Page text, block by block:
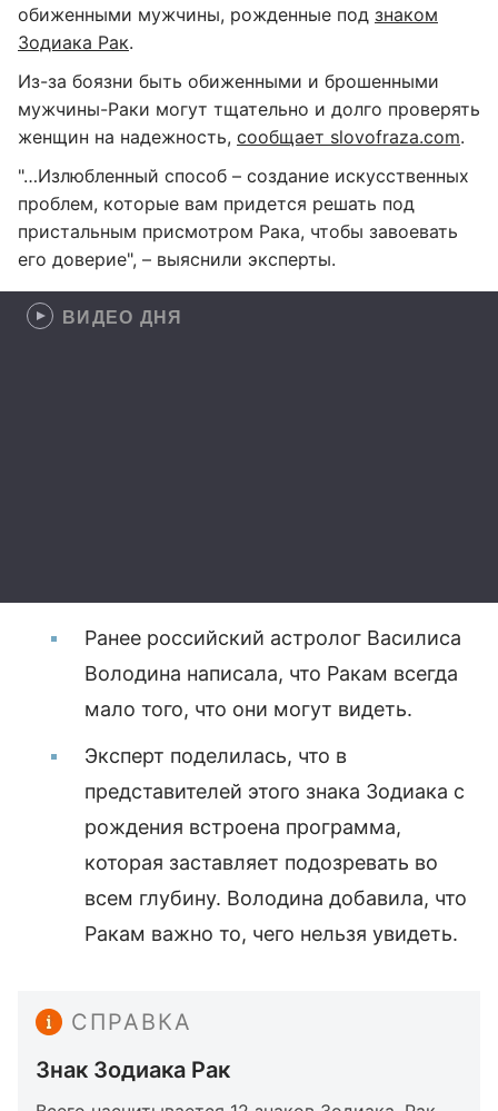
обиженными мужчины, рожденные под знаком
Зодиака Рак.
Из-за боязни быть обиженными и брошенными
мужчины-Раки могут тщательно и долго проверять
женщин на надежность, сообщает slovofraza.com.
"…Излюбленный способ – создание искусственных
проблем, которые вам придется решать под
пристальным присмотром Рака, чтобы завоевать
его доверие", – выяснили эксперты.
ВИДЕО ДНЯ
Ранее российский астролог Василиса
Володина написала, что Ракам всегда
мало того, что они могут видеть.
Эксперт поделилась, что в
представителей этого знака Зодиака с
рождения встроена программа,
которая заставляет подозревать во
всем глубину. Володина добавила, что
Ракам важно то, чего нельзя увидеть.
СПРАВКА
Знак Зодиака Рак